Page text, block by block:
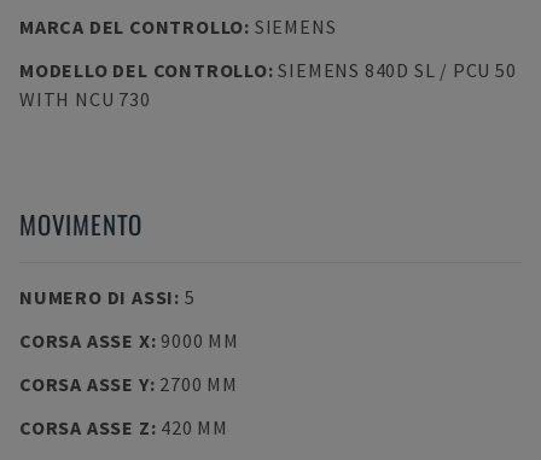
MARCA DEL CONTROLLO: SIEMENS
MODELLO DEL CONTROLLO:SIEMENS 840D SL / PCU 50
WITH NCU 730
MOVIMENTO
NUMERO DI ASSI: 5
CORSA ASSE X: 9000 MM
CORSA ASSE Y: 2700 MM
CORSA ASSE Z: 420 MM